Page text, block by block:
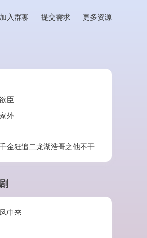
加入群聊 提交需求 更多资源
臣
外
金狂追二龙湖浩哥之他不干
中来